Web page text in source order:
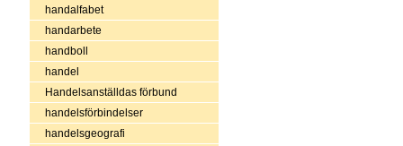
handalfabet
handarbete
handboll
handel
Handelsanställdas förbund
handelsförbindelser
handelsgeografi